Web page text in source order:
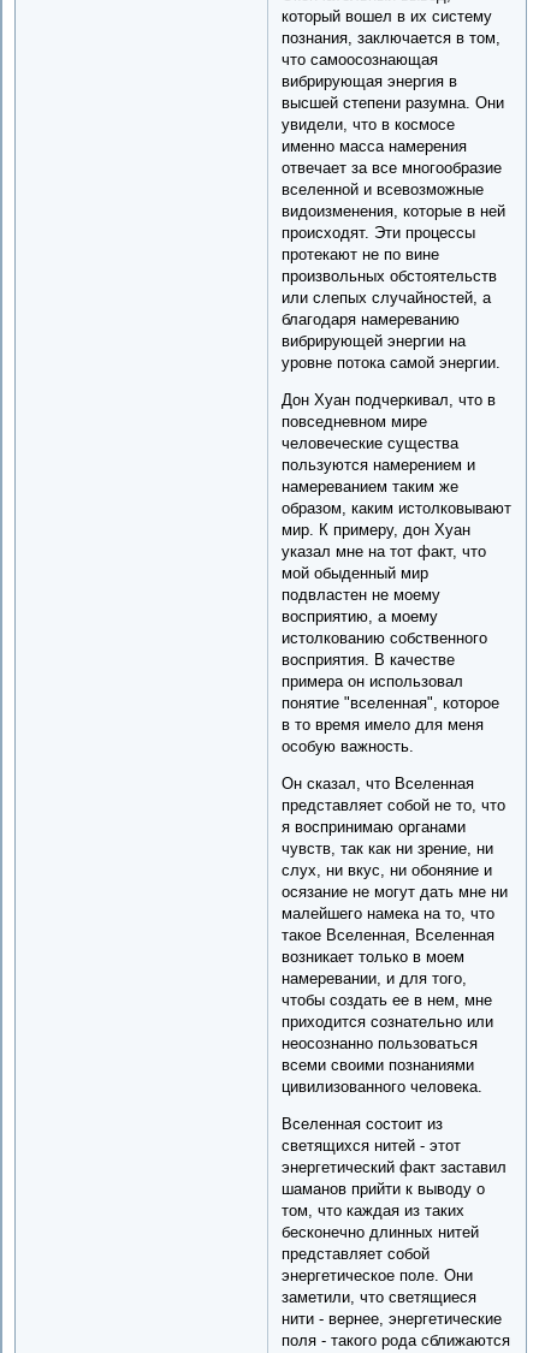
который вошел в их систему
познания, заключается в том,
что самоосознающая
вибрирующая энергия в
высшей степени разумна. Они
увидели, что в космосе
именно масса намерения
отвечает за все многообразие
вселенной и всевозможные
видоизменения, которые в ней
происходят. Эти процессы
протекают не по вине
произвольных обстоятельств
или слепых случайностей, а
благодаря намереванию
вибрирующей энергии на
уровне потока самой энергии.
Дон Хуан подчеркивал, что в
повседневном мире
человеческие существа
пользуются намерением и
намереванием таким же
образом, каким истолковывают
мир. К примеру, дон Хуан
указал мне на тот факт, что
мой обыденный мир
подвластен не моему
восприятию, а моему
истолкованию собственного
восприятия. В качестве
примера он использовал
понятие "вселенная", которое
в то время имело для меня
особую важность.
Он сказал, что Вселенная
представляет собой не то, что
я воспринимаю органами
чувств, так как ни зрение, ни
слух, ни вкус, ни обоняние и
осязание не могут дать мне ни
малейшего намека на то, что
такое Вселенная, Вселенная
возникает только в моем
намеревании, и для того,
чтобы создать ее в нем, мне
приходится сознательно или
неосознанно пользоваться
всеми своими познаниями
цивилизованного человека.
Вселенная состоит из
светящихся нитей - этот
энергетический факт заставил
шаманов прийти к выводу о
том, что каждая из таких
бесконечно длинных нитей
представляет собой
энергетическое поле. Они
заметили, что светящиеся
нити - вернее, энергетические
поля - такого рода сближаются